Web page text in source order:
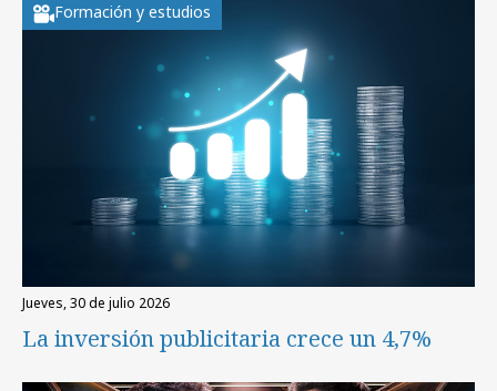
Formación y estudios
jueves, 30 de julio 2026
La inversión publicitaria crece un 4,7%